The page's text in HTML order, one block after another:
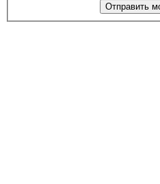
Отправить